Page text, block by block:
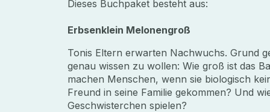
Dieses Buchpaket besteht aus:
Erbsenklein Melonengroß
Tonis Eltern erwarten Nachwuchs. Grund
genau wissen zu wollen: Wie groß ist das
machen Menschen, wenn sie biologisch
Freund in seine Familie gekommen? Und
Geschwisterchen spielen?